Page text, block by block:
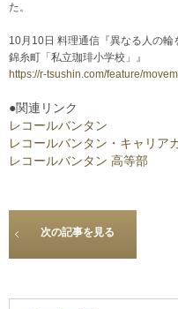
た。
10月10日 料理通信『異なる人の輪
錦糸町「私立珈琲小学校」』
https://r-tsushin.com/feature/
●関連リンク
レコールバンタン
レコールバンタン・キャリア
レコールバンタン 高等部
次の記事を見る